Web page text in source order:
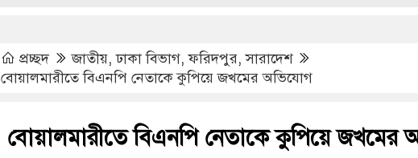
প্রচ্ছদ জাতীয়,ঢাকা বিভাগ,ফরিদপুর,সারাদেশ
বোয়ালমারীতে বিএনপি নেতাকে কুপিয়ে জখমের অভিযোগ
বোয়ালমারীতে বিএনপি নেতাকে কুপিয়ে জখমের